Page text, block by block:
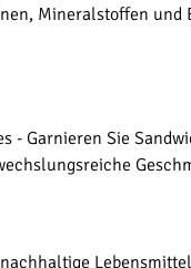
Mineralstoffen und
- Garnieren Sie